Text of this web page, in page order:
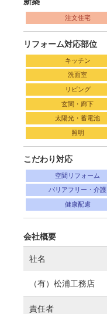
注文住宅
リフォーム対応部位
キッチン
洗面室
リビング
玄関・廊下
太陽光・蓄電池
照明
こだわり対応
空間リフォーム
バリアフリー・介護
健康配慮
会社概要
社名
（有）松浦工務店
責任者